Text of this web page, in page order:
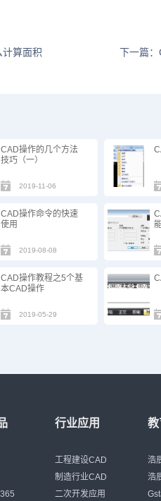
计算面积
下一篇
CAD操作的几个方法
技巧（一）
2019-11-06
CAD操作命令的快速
使用
2019-08-08
CAD操作教程之5个基
本CAD操作
2019-05-29
行业应用
工程建设CAD
制造行业CAD
二次开发应用
教
浩
浩